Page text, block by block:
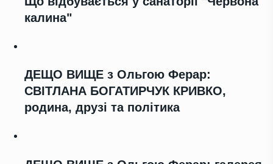
калина"
ДЕЩО ВИЩЕ з Ольгою Ферар:
СВІТЛАНА БОГАТИРЧУК КРИВКО,
родина, друзі та політика